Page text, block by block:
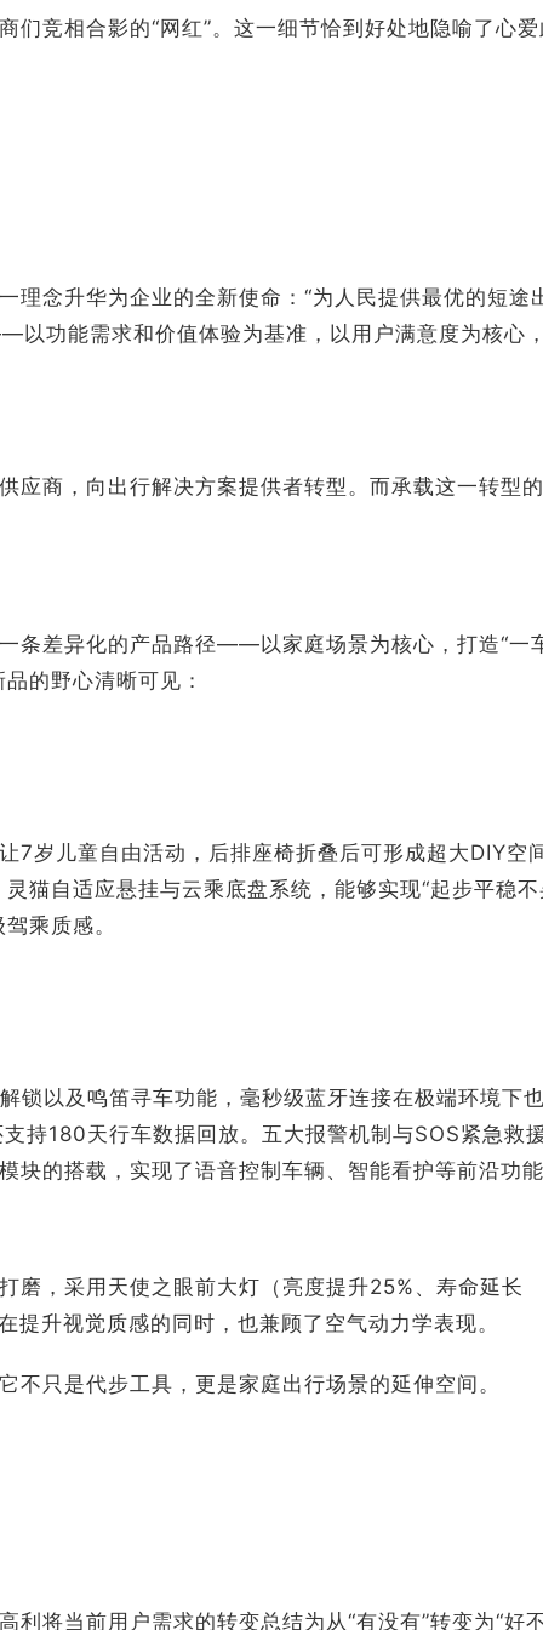
们竞相合影的“网红”。这一细节恰到好处地隐喻了心
理念升华为企业的全新使命：“为人民提供最优的短途
以功能需求和价值体验为基准，以用户满意度为核心
应商，向出行解决方案提供者转型。而承载这一转型
条差异化的产品路径——以家庭场景为核心，打造“一
的野心清晰可见：
7岁儿童自由活动，后排座椅折叠后可形成超大DIY空
猫自适应悬挂与云乘底盘系统，能够实现“起步平稳
乘质感。
锁以及鸣笛寻车功能，毫秒级蓝牙连接在极端环境下
持180天行车数据回放。五大报警机制与SOS紧急救
块的搭载，实现了语音控制车辆、智能看护等前沿功
磨，采用天使之眼前大灯（亮度提升25%、寿命延长
升视觉质感的同时，也兼顾了空气动力学表现。
只是代步工具，更是家庭出行场景的延伸空间。
利将当前用户需求的转变总结为从“有没有”转变为“好